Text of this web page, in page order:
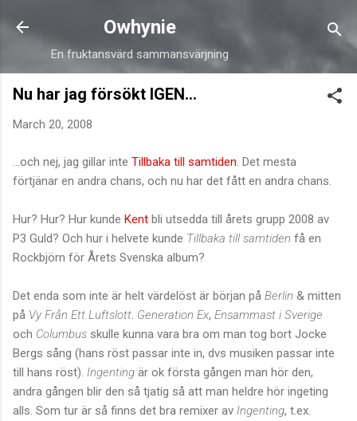
Skip to main content
Owhynie
En fruktansvärd sammansvärjning
Nu har jag försökt IGEN...
March 20, 2008
...och nej, jag gillar inte Tillbaka till samtiden . Det mesta
förtjänar en andra chans, och nu har det fått en andra chans.
Hur? Hur? Hur kunde Kent bli utsedda till årets grupp 2008 av
P3 Guld? Och hur i helvete kunde Tillbaka till samtiden få en
Rockbjörn för Årets Svenska album?
Det enda som inte är helt värdelöst är början på Berlin & mitten
på Vy Från Ett Luftslott Generation Ex, Ensammast i Sverige
och Columbus skulle kunna vara bra om man tog bort Jocke
Bergs sång (hans röst passar inte in, dvs musiken passar inte
till hans röst). Ingenting är ok första gången man hör den,
andra gången blir den så tjatig så att man heldre hör ingeting
alls. Som tur är så finns det bra remixer av Ingenting, t.ex.